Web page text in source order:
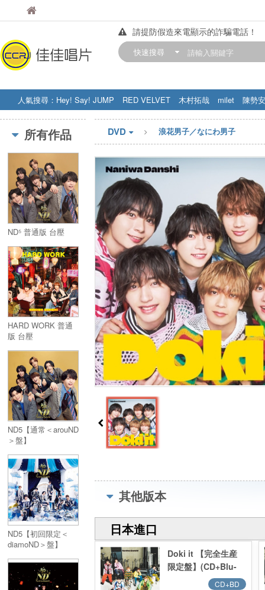
佳佳唱片
請提防假造來電顯示的詐騙電話！
【中華門市營業時間調整公告】
快速搜尋
人氣搜尋： Hey! Say! JUMP RED VELVET 木村拓哉 milet
陳勢安
STRAY KIDS
盧廣仲 周杰伦
所有作品
ND⁵ 普通版 台壓
HARD WORK 普通
版 台壓
ND5【通常＜arouND
＞盤】
ND5【初回限定＜
diamoND＞盤】
DVD 浪花男子／なにわ男子
其他版本
日本進口
Doki it 【完全生産
限定盤】(CD+Blu-
CD+BD